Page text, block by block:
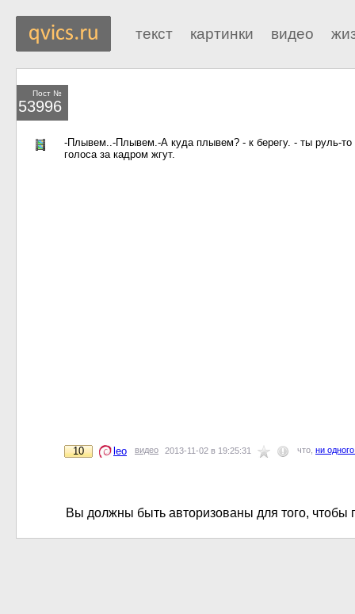
текст картинки видео
Пост №
53996
-Плывем..-Плывем.-А куда плывем? - к берегу. - ты руль-то
голоса за кадром жгут.
10 leo видео 2013-11-02 в 19:25:31 что, ни
Вы должны быть авторизованы для того, чтобы